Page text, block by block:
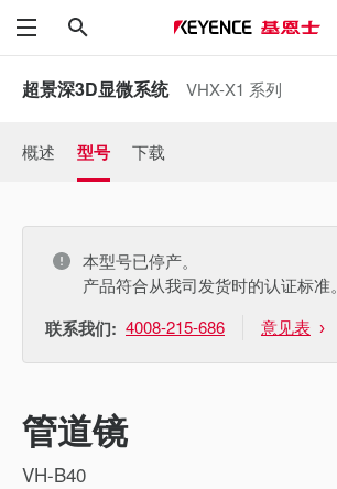
菜单
超景深3D显微系统 VHX-X1 系列
概述 型号 下载
本型号已停产。
产品符合从我司发货时的认证标准。
联系我们: 4008-215-686 意见表
管道镜
VH-B40